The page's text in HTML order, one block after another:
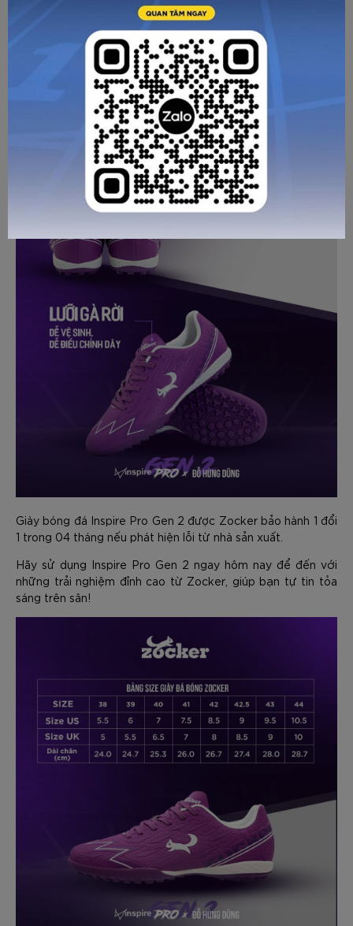
Phần lót giày được làm với độ dày vừa phải, cấu trúc thông
thoáng giúp không khí lưu thông thuận lợi, ngăn ngừa mồ
hôi tích tụ, giữ cho đôi chân luôn khô thoáng.
Đế Zocker Inspire Pro Gen đượcđúc nguyên khối
su rất chắc chắn, độ bền cùng khả năng đàn hồi cao. Công
ma sát képđộc quyền của hãng với các các đinh
ngắn hình ngôi sao và lục giác được bố trí khoa học hỗ trợ
tăng độ bám mặt sân, bứt tốc nhanh chóng, chuyển hướng
đột ngột mà không lo bị trượt chân.
Giày bóng đá Inspire Pro Gen 2 được Zocker bảo hành 1 đổi
1 trong 04 tháng nếu phát hiện lỗi từ nhà sản xuất.
Hãy sử dụng Inspire Pro Gen 2 ngay hôm nay để đến với
những trải nghiệm đỉnh cao từ Zocker, giúp bạn tự tin tỏa
sáng trên sân!
GỬI TƯ VẤN